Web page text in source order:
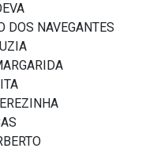
DOS NAVEGANTES